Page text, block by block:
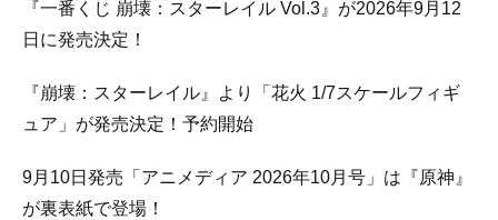
『一番くじ 崩壊：スターレイル Vol.3』が2026年9月12
日に発売決定！
『崩壊：スターレイル』より「花火 1/7スケールフィギ
ュア」が発売決定！予約開始
9月10日発売「アニメディア 2026年10月号」は『原神』
が裏表紙で登場！